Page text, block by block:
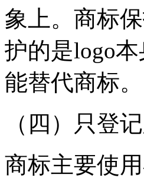
象上。商标
护的是logo
能替代商标。
（四）只登
商标主要使